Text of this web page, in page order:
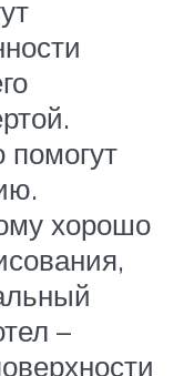
хорошо
–